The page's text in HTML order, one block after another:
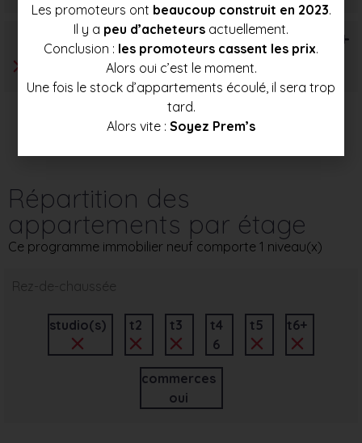
T6+
Répartition des
appartements par étage
Ce programme immobilier neuf comporte 1 niveau(x)
Rez-de-chaussée
studio(s) t2 t3
t4
6
t5 t6+
commerces
oui
Les promoteurs ont beaucoup construit en 2023.
Il y a peu d’acheteurs actuellement.
Conclusion : les promoteurs cassent les prix.
Alors oui c’est le moment.
Une fois le stock d’appartements écoulé, il sera trop
tard.
Alors vite : Soyez Prem’s